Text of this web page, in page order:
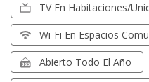
TV En Habitaciones/
Wi-Fi En Espacios
Abierto Todo El Año